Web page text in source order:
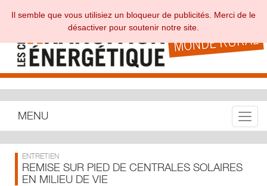
MENU
ENTRETIEN
REMISE SUR PIED DE CENTRALES SOLAIRES
EN MILIEU DE VIE
Il semble que vous utilisiez un bloqueur de publicités. Merci de le
désactiver pour soutenir notre site.